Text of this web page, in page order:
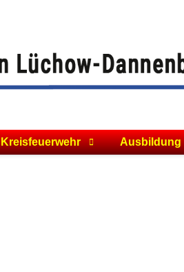
Kreisfeuerwehr Ausbildung